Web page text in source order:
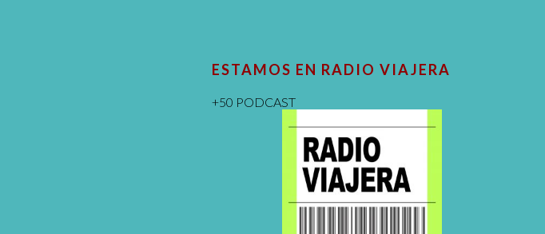
ESTAMOS EN RADIO VIAJERA
+50 PODCAST